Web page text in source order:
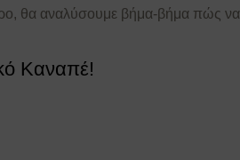
θα αναλύσουμε βήμα-βήμα πώς να
Καναπέ!